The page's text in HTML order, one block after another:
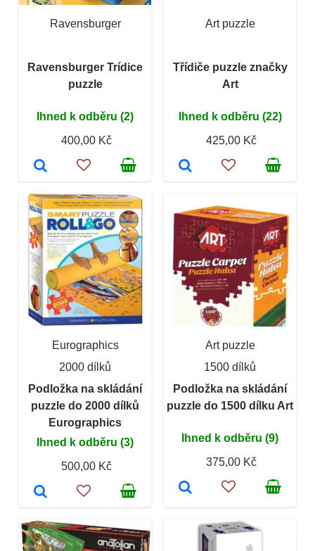
Ravensburger
Ravensburger Trídice
puzzle
Ihned k odběru (2)
400,00 Kč
Art puzzle
Třídiče puzzle značky
Art
Ihned k odběru (22)
425,00 Kč
Eurographics
2000 dílků
Podložka na skládání
puzzle do 2000 dílků
Eurographics
Ihned k odběru (3)
500,00 Kč
Art puzzle
1500 dílků
Podložka na skládání
puzzle do 1500 dílku Art
Ihned k odběru (9)
375,00 Kč